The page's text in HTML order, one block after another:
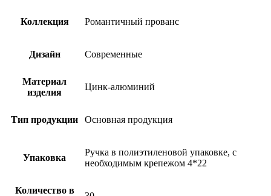
Коллекция Романтичный прованс
Дизайн Современные
Материал
изделия
Цинк-алюминий
Тип продукции Основная продукция
Упаковка
Ручка в полиэтиленовой упаковке, с
необходимым крепежом 4*22
Количество в